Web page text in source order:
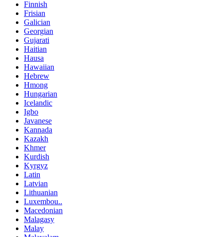
Finnish
Frisian
Galician
Georgian
Gujarati
Haitian
Hausa
Hawaiian
Hebrew
Hmong
Hungarian
Icelandic
Igbo
Javanese
Kannada
Kazakh
Khmer
Kurdish
Kyrgyz
Latin
Latvian
Lithuanian
Luxembou..
Macedonian
Malagasy
Malay